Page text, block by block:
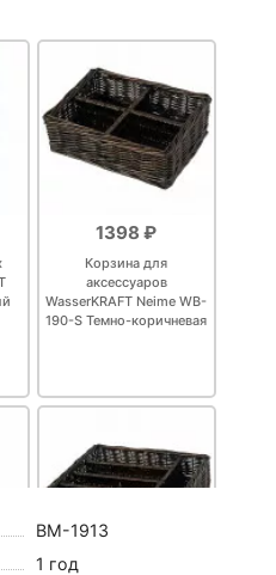
1398 ₽
Корзина для
аксессуаров
WasserKRAFT Neime WB-
190-S Темно-коричневая
BM-1913
1 год